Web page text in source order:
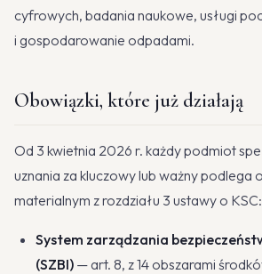
cyfrowych, badania naukowe, usługi
i gospodarowanie odpadami.
Obowiązki, które już działają
Od 3 kwietnia 2026 r. każdy podmiot
uznania za kluczowy lub ważny podlega
materialnym z rozdziału 3 ustawy o KSC:
System zarządzania
(SZBI) — art. 8, z 14 obszarami